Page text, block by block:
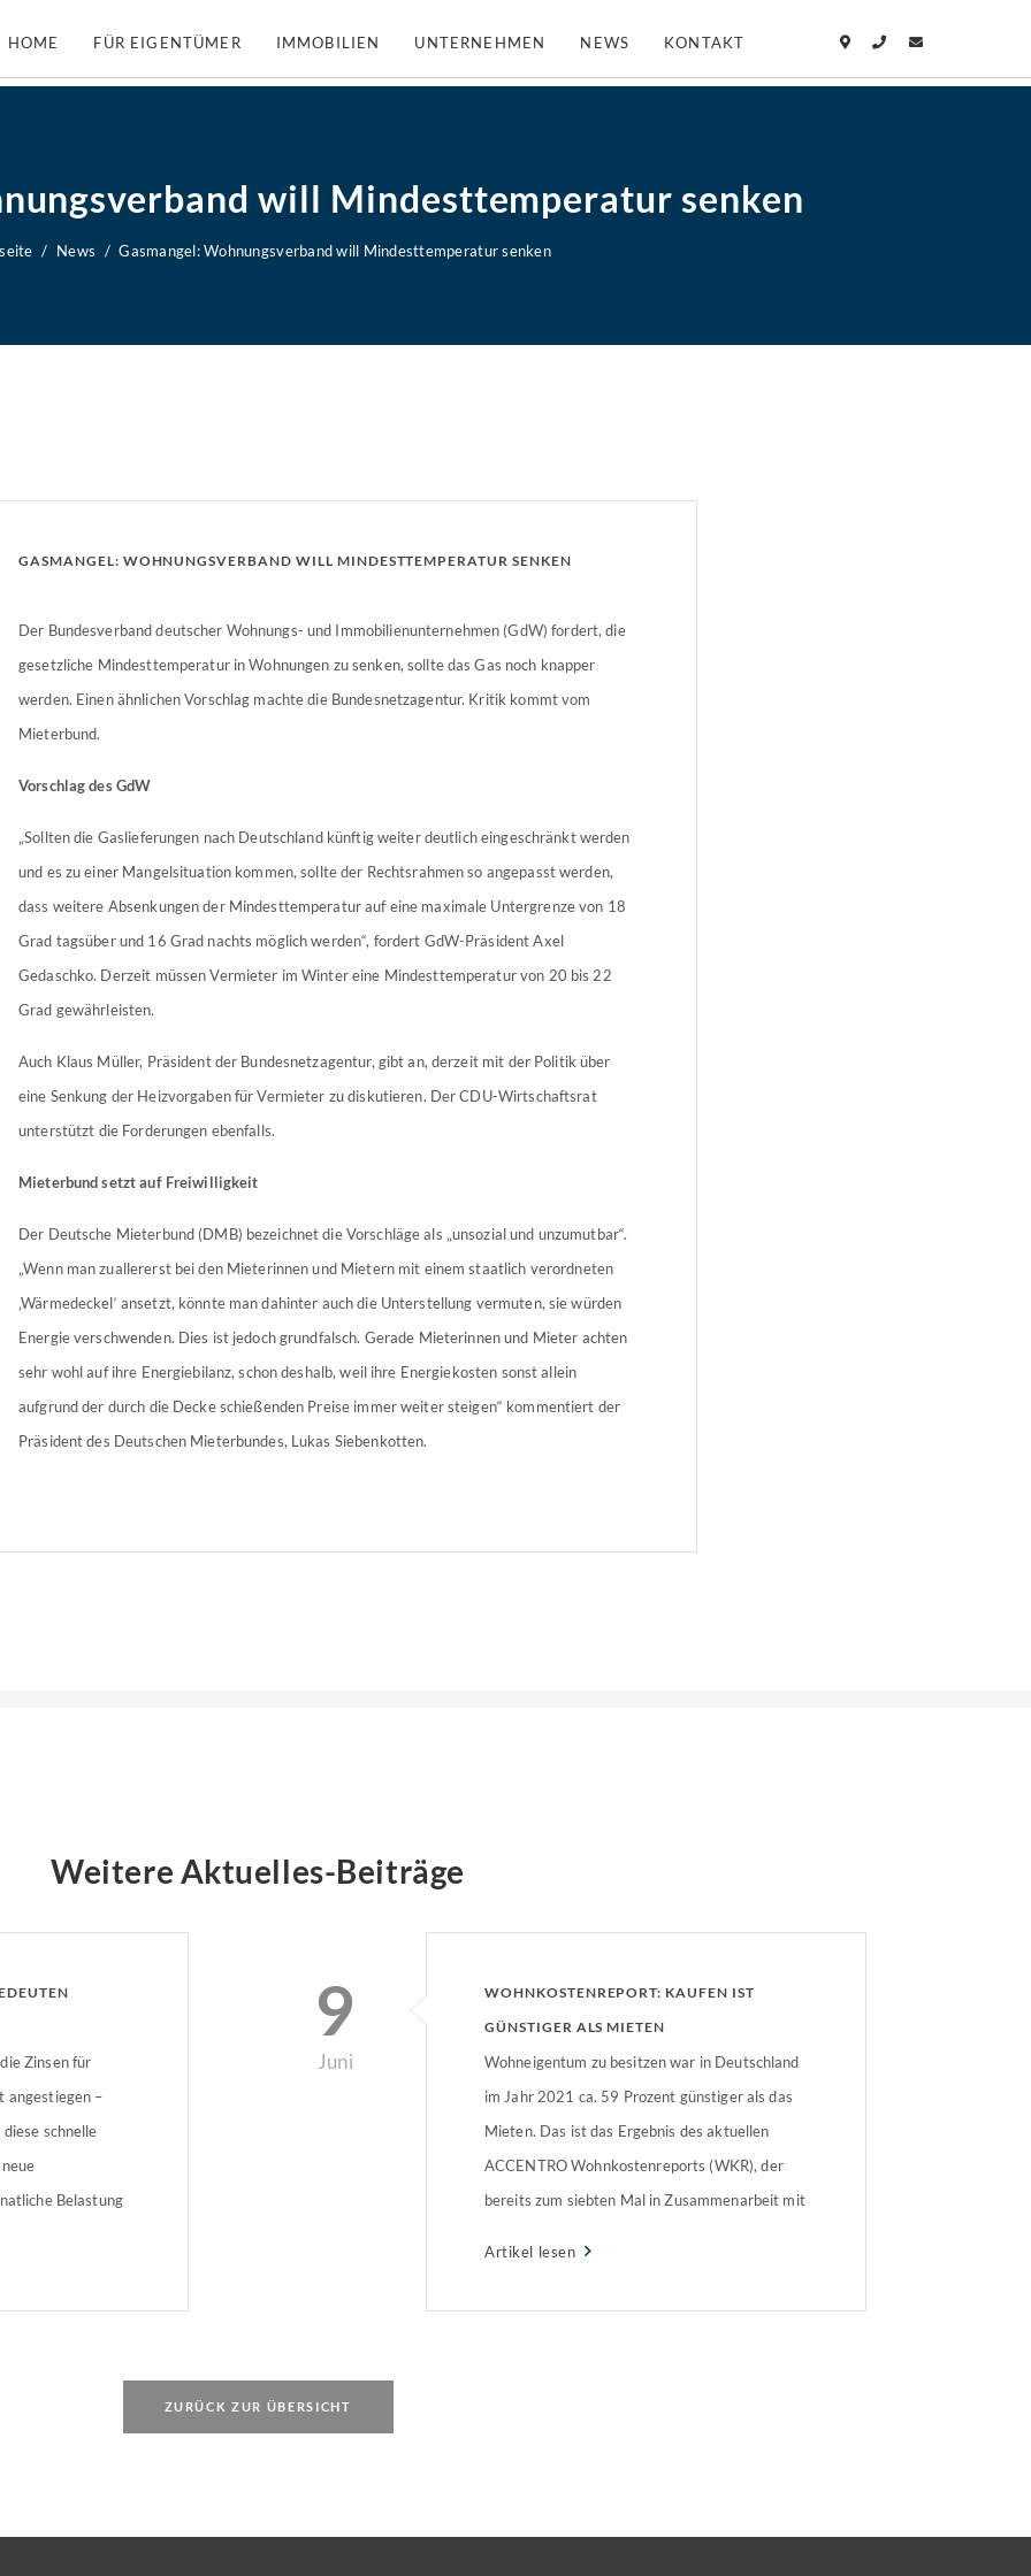
HOME FÜR EIGENTÜMER IMMOBILIEN UNTERNEHMEN NEWS KONTAKT
will Mindesttemperatur senken
News Gasmangel: Wohnungsverband will Mindesttemperatur senken
GASMANGEL: WOHNUNGSVERBAND WILL MINDESTTEMPERATUR SENKEN
Der Bundesverband deutscher Wohnungs- und Immobilienunternehmen (GdW) fordert, die
gesetzliche Mindesttemperatur in Wohnungen zu senken, sollte das Gas noch knapper
werden. Einen ähnlichen Vorschlag machte die Bundesnetzagentur. Kritik kommt vom
Mieterbund.
Vorschlag des GdW
„Sollten die Gaslieferungen nach Deutschland künftig weiter deutlich eingeschränkt werden
und es zu einer Mangelsituation kommen, sollte der Rechtsrahmen so angepasst werden,
dass weitere Absenkungen der Mindesttemperatur auf eine maximale Untergrenze von 18
Grad tagsüber und 16 Grad nachts möglich werden“, fordert GdW-Präsident Axel
Gedaschko. Derzeit müssen Vermieter im Winter eine Mindesttemperatur von 20 bis 22
Grad gewährleisten.
Auch Klaus Müller, Präsident der Bundesnetzagentur, gibt an, derzeit mit der Politik über
eine Senkung der Heizvorgaben für Vermieter zu diskutieren. Der CDU-Wirtschaftsrat
unterstützt die Forderungen ebenfalls.
Mieterbund setzt auf Freiwilligkeit
Der Deutsche Mieterbund (DMB) bezeichnet die Vorschläge als „unsozial und unzumutbar“.
„Wenn man zuallererst bei den Mieterinnen und Mietern mit einem staatlich verordneten
‚Wärmedeckel‘ ansetzt, könnte man dahinter auch die Unterstellung vermuten, sie würden
Energie verschwenden. Dies ist jedoch grundfalsch. Gerade Mieterinnen und Mieter achten
sehr wohl auf ihre Energiebilanz, schon deshalb, weil ihre Energiekosten sonst allein
aufgrund der durch die Decke schießenden Preise immer weiter steigen“ kommentiert der
Präsident des Deutschen Mieterbundes, Lukas Siebenkotten.
Weitere Aktuelles-Beiträge
Zinsen für
angestiegen –
schnelle
Belastung
9
Juni
WOHNKOSTENREPORT: KAUFEN IST
GÜNSTIGER ALS MIETEN
Wohneigentum zu besitzen war in Deutschland
im Jahr 2021 ca. 59 Prozent günstiger als das
Mieten. Das ist das Ergebnis des aktuellen
ACCENTRO Wohnkostenreports (WKR), der
bereits zum siebten Mal in Zusammenarbeit mit
Artikel lesen
ZURÜCK ZUR ÜBERSICHT